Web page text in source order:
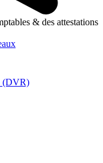
& des attestations
(DVR)